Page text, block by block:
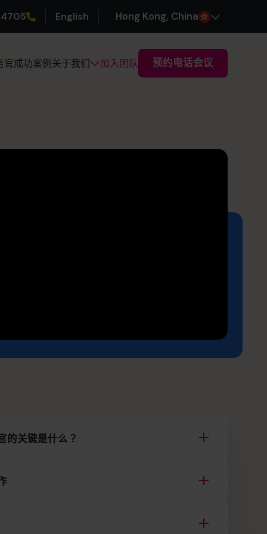
4705 English Hong Kong, China
官成功案例 关于我们 加入团队 预约电话会议
的关键是什么？